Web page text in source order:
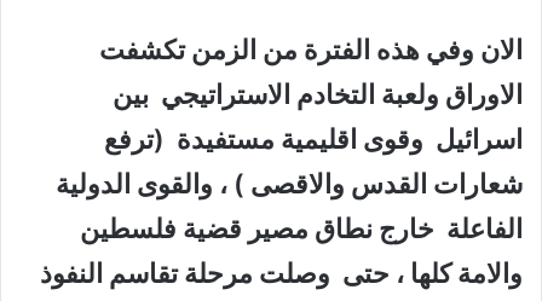
الان وفي هذه الفترة من الزمن تكشفت
الاوراق ولعبة التخادم الاستراتيجي بين
اسرائيل وقوى اقليمية مستفيدة (ترفع
شعارات القدس والاقصى ) ، والقوى الدولية
الفاعلة خارج نطاق مصير قضية فلسطين
والامة كلها ، حتى وصلت مرحلة تقاسم النفوذ